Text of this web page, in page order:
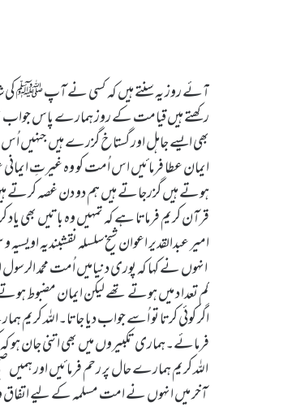
آئے روز یہ سنتے ہیں کہ کسی نے آپ ﷺ کی شان
رکھتے ہیں قیامت کے روز ہمارے پاس جواب
بھی ایسے جاہل اور گستاخ گزرے ہیں جنہیں
ایمان عطا فرمائیں اس اُمت کو وہ غیرتِ
ہوتے ہیں گزرجاتے ہیں ہم دو دن غصہ کرتے ہیں
قرآن کریم فرماتا ہے کہ تمہیں وہ باتیں بھی
امیر عبدالقدیر اعوان شیخ سلسلہ نقشبندیہ
انہوں نے کہا کہ پوری دنیامیں اُمت محمد
کم تعدا د میں ہوتے تھے لیکن ایمان مضبوط
اگر کوئی کرتا تو اُسے جواب دیا جاتا۔اللہ
فرمائے۔ہماری تکبیروں میں بھی اتنی جان ہو
اللہ کریم ہمارے حال پر رحم فرمائیں اور ہمیں
آخر میں انہوں نے امت مسلمہ کے لیے اتفاق و